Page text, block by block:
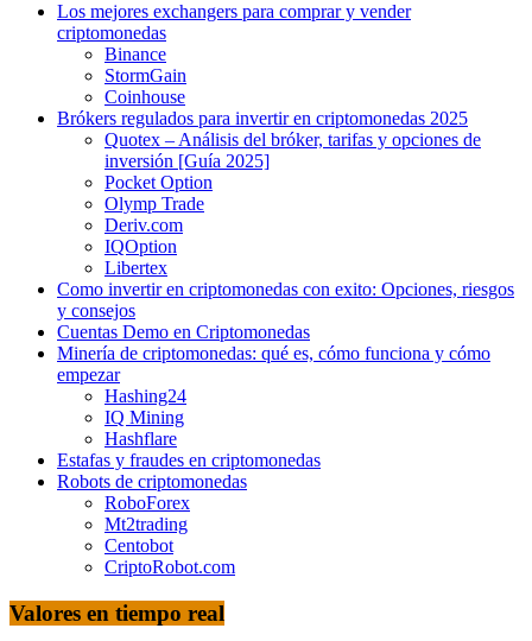
Los mejores exchangers para comprar y vender
criptomonedas
Binance
StormGain
Coinhouse
Brókers regulados para invertir en criptomonedas 2025
Quotex – Análisis del bróker, tarifas y opciones de
inversión [Guía 2025]
Pocket Option
Olymp Trade
Deriv.com
IQOption
Libertex
Como invertir en criptomonedas con exito: Opciones, riesgos
y consejos
Cuentas Demo en Criptomonedas
Minería de criptomonedas: qué es, cómo funciona y cómo
empezar
Hashing24
IQ Mining
Hashflare
Estafas y fraudes en criptomonedas
Robots de criptomonedas
RoboForex
Mt2trading
Centobot
CriptoRobot.com
Valores en tiempo real